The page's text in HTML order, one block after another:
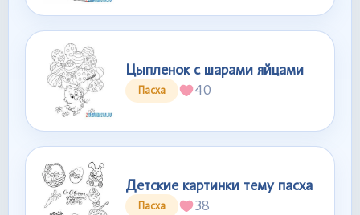
Цыпленок с шарами яйцами
Пасха 40
Детские картинки тему пасха
Пасха 38